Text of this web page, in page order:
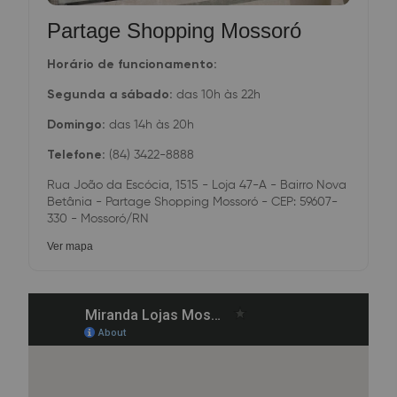
Partage Shopping Mossoró
Horário de funcionamento:
Segunda a sábado: das 10h às 22h
Domingo: das 14h às 20h
Telefone: (84) 3422-8888
Rua João da Escócia, 1515 - Loja 47-A - Bairro Nova
Betânia - Partage Shopping Mossoró - CEP: 59607-
330 - Mossoró/RN
Ver mapa